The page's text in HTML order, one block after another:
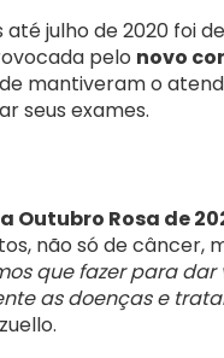
julho de 2020 foi
pelo novo
mantiveram o
seus exames.
Outubro Rosa de
não só de câncer,
que fazer para
as doenças e